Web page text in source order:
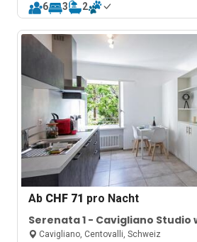
6 3 2
Ab CHF 71 pro Nacht
Serenata 1 - Cavigliano
2 Cavigliano, Centovalli, Schweiz